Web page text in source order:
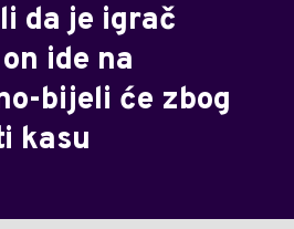
da je igrač
ide na
bijeli će zbog
kasu